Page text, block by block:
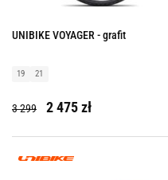
UNIBIKE VOYAGER - grafit
19 21
3 299 2 475 zł